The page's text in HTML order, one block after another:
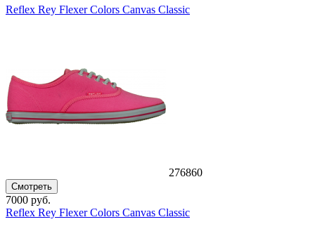
Reflex Rey Flexer Colors Canvas Classic
276860
Смотреть
7000 руб.
Reflex Rey Flexer Colors Canvas Classic